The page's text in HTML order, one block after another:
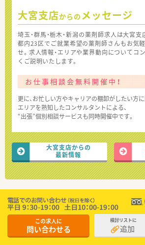
大宮支店からの メッセージ
埼玉・群馬・栃木・新潟の薬剤師求人は大宮支
都内23区でご就業希望の薬剤師さんもお気
せ。求人情報・エリアや業界動向についてコ
くご説明いたします。
お仕事相談会無料開催中！
更に、お忙しい方やキャリアの棚卸がしたい方
エリアを熟知したコンサルタントによる、
“出張”個別相談サービスも同時開催中です。
大宮支店からの
最新情報
この求人に
問い合わせる
検討リストに
追加